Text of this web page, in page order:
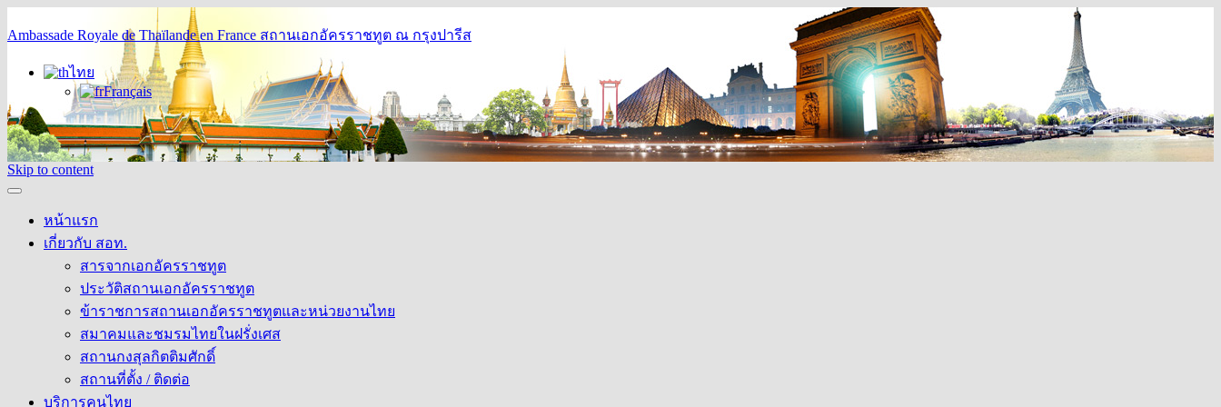
Ambassade Royale de Thaïlande en France สถานเอกอัครราชทูต ณ กรุงปารีส
ไทย
Français
Skip to content
หน้าแรก
เกี่ยวกับ สอท.
สารจากเอกอัครราชทูต
ประวัติสถานเอกอัครราชทูต
ข้าราชการสถานเอกอัครราชทูตและหน่วยงานไทย
สมาคมและชมรมไทยในฝรั่งเศส
สถานกงสุลกิตติมศักดิ์
สถานที่ตั้ง / ติดต่อ
บริการคนไทย